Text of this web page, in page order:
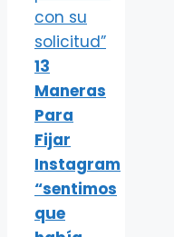
13
Maneras
Para
Fijar
Instagram
“sentimos
que